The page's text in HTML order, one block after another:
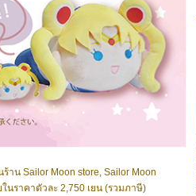
าน Sailor Moon store, Sailor Moon
นราคาตัวละ 2,750 เยน (รวมภาษี)